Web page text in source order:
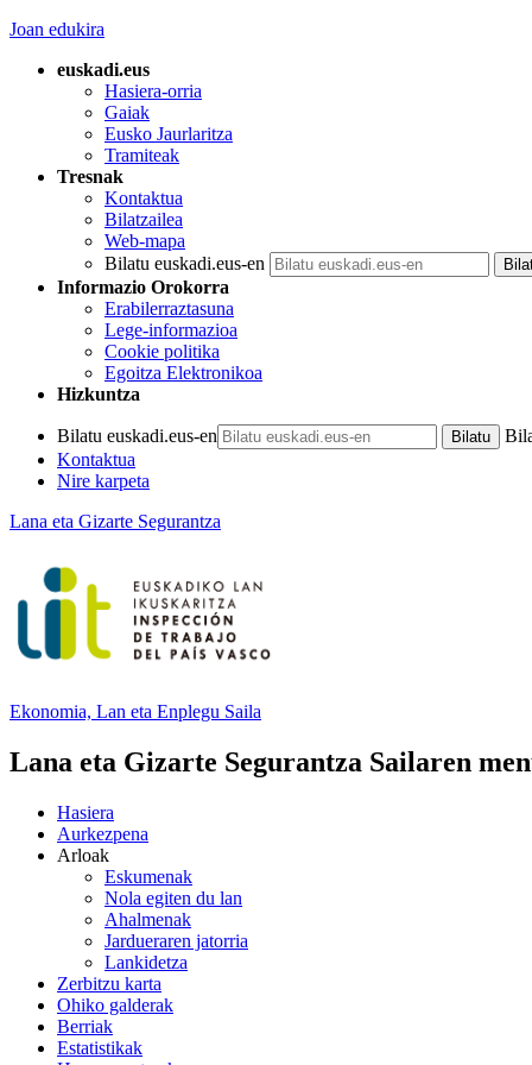
Joan edukira
euskadi.eus
Hasiera-orria
Gaiak
Eusko Jaurlaritza
Tramiteak
Tresnak
Kontaktua
Bilatzailea
Web-mapa
Bilatu euskadi.eus-en
Informazio Orokorra
Erabilerraztasuna
Lege-informazioa
Cookie politika
Egoitza Elektronikoa
Hizkuntza
Bilatu euskadi.eus-en
Kontaktua
Nire karpeta
Lana eta Gizarte Segurantza
Ekonomia, Lan eta Enplegu Saila
Lana eta Gizarte Segurantza Sailaren
Hasiera
Aurkezpena
Arloak
Eskumenak
Nola egiten du lan
Ahalmenak
Jardueraren jatorria
Lankidetza
Zerbitzu karta
Ohiko galderak
Berriak
Estatistikak